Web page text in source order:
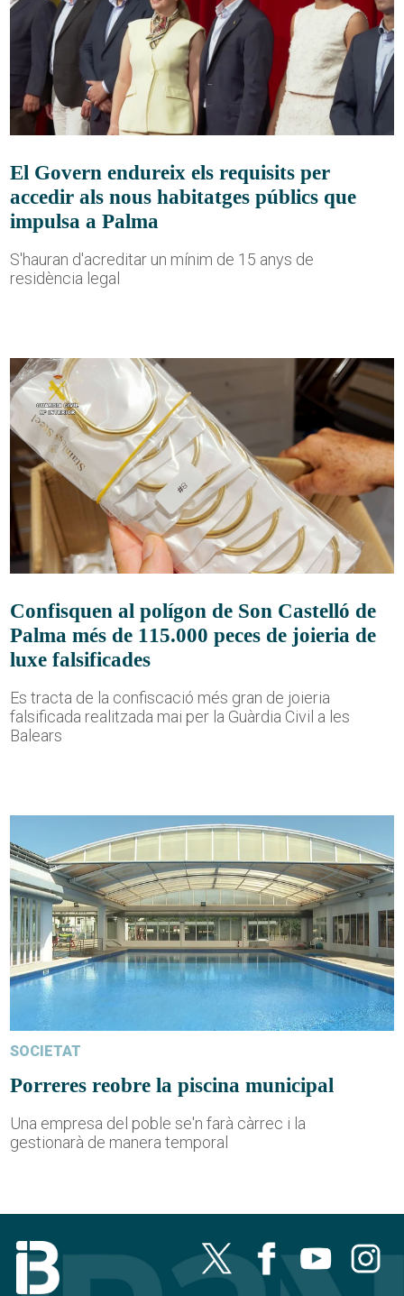
El Govern endureix els requisits per
accedir als nous habitatges públics que
impulsa a Palma
S'hauran d'acreditar un mínim de 15 anys de
residència legal
Confisquen al polígon de Son Castelló de
Palma més de 115.000 peces de joieria de
luxe falsificades
Es tracta de la confiscació més gran de joieria
falsificada realitzada mai per la Guàrdia Civil a les
Balears
SOCIETAT
Porreres reobre la piscina municipal
Una empresa del poble se'n farà càrrec i la
gestionarà de manera temporal